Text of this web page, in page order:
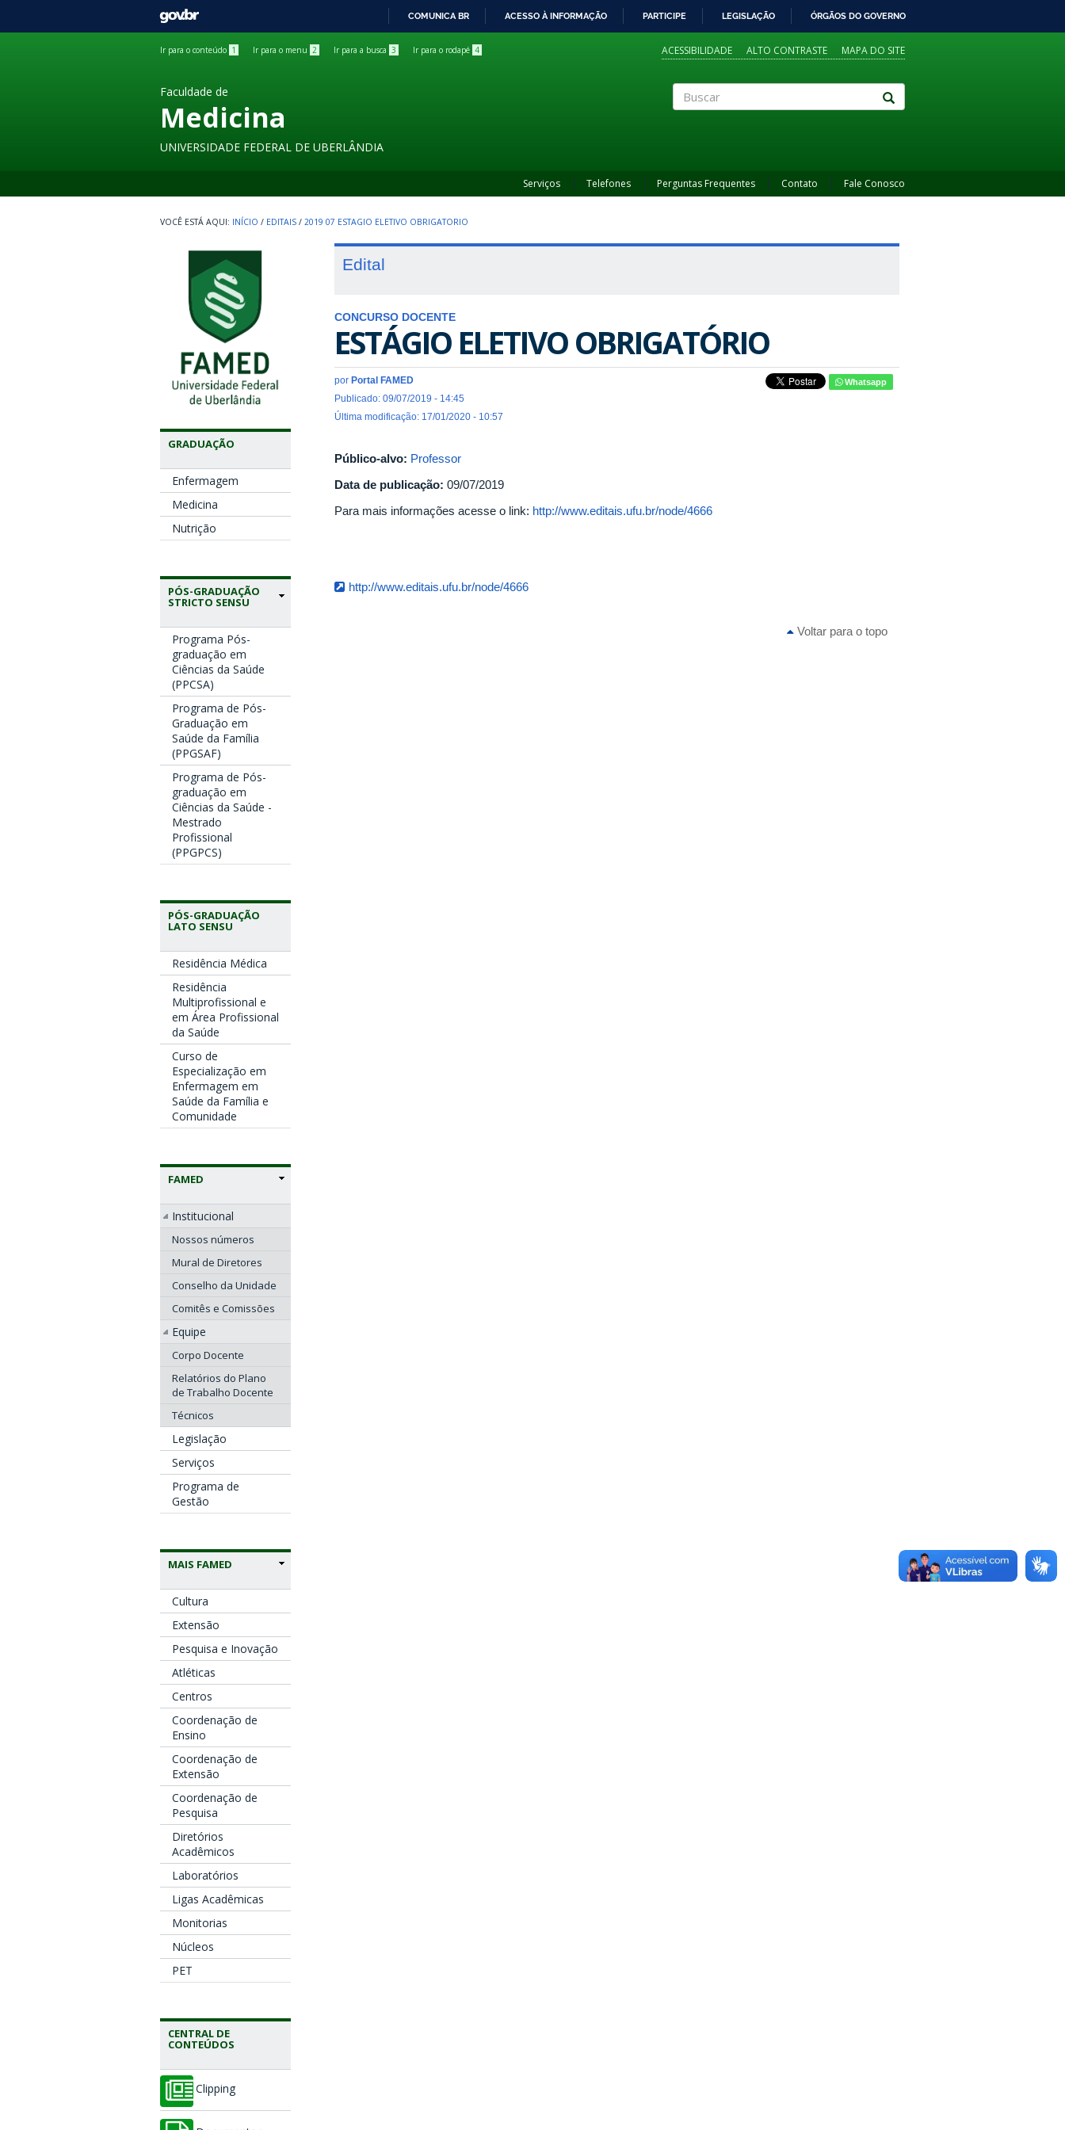
GOVBR
COMUNICA BR ACESSO À INFORMAÇÃO PARTICIPE LEGISLAÇÃO ÓRGÃOS DO GOVERNO
Ir para o conteúdo 1 Ir para o menu 2 Ir para a busca 3 Ir para o rodapé 4 ACESSIBILIDADE ALTO CONTRASTE MAPA DO SITE
Faculdade de
Medicina
UNIVERSIDADE FEDERAL DE UBERLÂNDIA
Serviços Telefones Perguntas Frequentes Contato Fale Conosco
INÍCIO / EDITAIS / 2019 07 ESTAGIO ELETIVO OBRIGATORIO
GRADUAÇÃO
Enfermagem
Medicina
Nutrição
PÓS-GRADUAÇÃO
STRICTO SENSU
Programa Pós-
graduação em
Ciências da Saúde
(PPCSA)
Programa de Pós-
Graduação em
Saúde da Família
(PPGSAF)
Programa de Pós-
graduação em
Ciências da Saúde -
Mestrado
Profissional
(PPGPCS)
PÓS-GRADUAÇÃO
LATO SENSU
Residência Médica
Residência
Multiprofissional e
em Área Profissional
da Saúde
Curso de
Especialização em
Enfermagem em
Saúde da Família e
Comunidade
FAMED
Institucional
Nossos números
Mural de Diretores
Conselho da Unidade
Comitês e Comissões
Equipe
Corpo Docente
Relatórios do Plano
de Trabalho Docente
Técnicos
Legislação
Serviços
Programa de
Gestão
MAIS FAMED
Cultura
Extensão
Pesquisa e Inovação
Atléticas
Centros
Coordenação de
Ensino
Coordenação de
Extensão
Coordenação de
Pesquisa
Diretórios
Acadêmicos
Laboratórios
Ligas Acadêmicas
Monitorias
Núcleos
PET
CENTRAL DE
CONTEÚDOS
Clipping
Edital
CONCURSO DOCENTE
ESTÁGIO ELETIVO OBRIGATÓRIO
por Portal FAMED
Publicado: 09/07/2019 - 14:45
Última modificação: 17/01/2020 - 10:57
Whatsapp
Público-alvo: Professor
Data de publicação: 09/07/2019
Para mais informações acesse o link: http://www.editais.ufu.br/node/4666
http://www.editais.ufu.br/node/4666
Voltar para o topo